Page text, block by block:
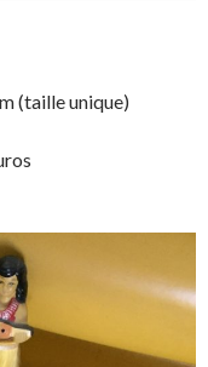
(taille unique)